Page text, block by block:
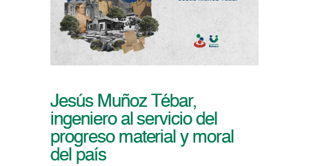
Jesús Muñoz Tébar,
ingeniero al servicio del
progreso material y moral
del país